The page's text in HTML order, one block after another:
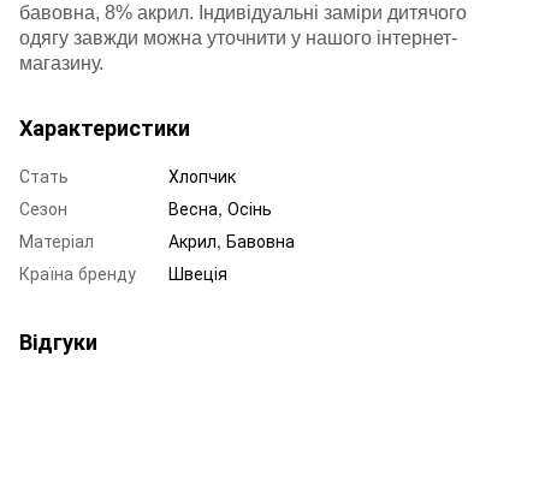
бавовна, 8% акрил. Індивідуальні заміри дитячого
одягу завжди можна уточнити у нашого інтернет-
магазину.
Характеристики
Стать
Хлопчик
Сезон
Весна, Осінь
Матеріал
Акрил, Бавовна
Країна бренду
Швеція
Відгуки